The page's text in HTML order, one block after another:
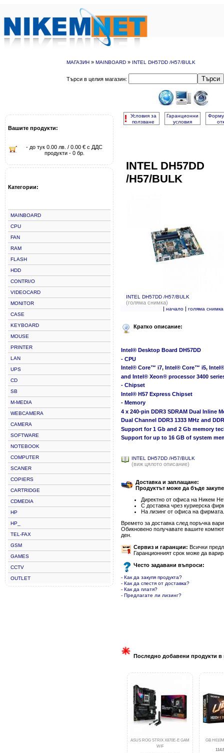
МАГАЗИН » MAINBOARD » INTEL DH57DD /H57/BULK
Търси в целия магазин: Търси
Вашите продукти:
- до тук 0.00 лв. / 0.00 € с ДДС
продукти - 0 бр.
Категории:
MAINBOARD
CPU
FAN
RAM
FLASH
HDD
CONTRI/O
VIDEOCARD
MONITOR
CASE
KEYBOARD
MOUSE
PRINTER
LAN
UPS
CD
SB
M-MEDIA
WEBCAMERA
CAMERA
SOFTWARE
NOTEBOOK
COMPUTER
SCANER
COPIERS
CARTRIDGE
CDMEDIA
HP
HP_
TEL-FAX
GSM
GAMES
CCTV
OUTLET
!
Условия за
ползване
Гаранционни
условия
INTEL DH57DD
/H57/BULK
INTEL DH57DD /H57/BULK
(голяма снимка)
| начало| голяма снимка
Кратко описание:
Intel® Desktop Board DH57DD
- CPU
Intel® Core™ i7, Intel® Core™ i5,
and Intel® Xeon® processor 3400
- Chipset
Intel® H57 Express Chipset
- Memory
4 x 240-pin DDR3 SDRAM Dual Inline
Dual Channel DDR3 1333 MHz and
Support for 1 Gb and 2 Gb memory
Support for up to 16 GB of system
INTEL DH57DD /H57/BULK
(виж цялото описание)
Доставка и заплащане:
Продуктът може да бъде
Директно от офиса на Никем
С доставка чрез куриерска
На лизинг от офиса на фирмата.
Времето за доставка след поръчка
Обикновено получавате вашите
ден.
Сервиз и гаранции: Всички
Гаранционният срок може да
Често задавани въпроси:
- Как да закупя продукта?
- Как да спестя от доставка?
- Как да платя?
- Предлагате ли лизинг?
Последно добавени продукти в
ASUS ROG STRIX X870E-E GAM
WIF
GB